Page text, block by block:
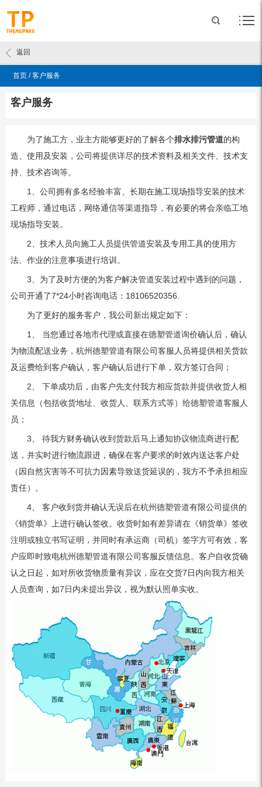
首页 /客户服务
返回
客户服务
为了施工方，业主方能够更好的了解各个排水排污管道的构
造、使用及安装，公司将提供详尽的技术资料及相关文件、技术支
持、技术咨询等。
1、公司拥有多名经验丰富、长期在施工现场指导安装的技术
工程师，通过电话，网络通信等渠道指导，有必要的将会亲临工地
现场指导安装。
2、技术人员向施工人员提供管道安装及专用工具的使用方
法、作业的注意事项进行培训。
3、为了及时方便的为客户解决管道安装过程中遇到的问题，
公司开通了7*24小时咨询电话：18106520356.
为了更好的服务客户，我公司新出规定如下：
1、 当您通过各地市代理或直接在德塑管道询价确认后，确认
为物流配送业务，杭州德塑管道有限公司客服人员将提供相关货款
及运费给到客户确认，客户确认后进行下单，双方签订合同；
2、 下单成功后，由客户先支付我方相应货款并提供收货人相
关信息（包括收货地址、收货人、联系方式等）给德塑管道客服人
员；
3、 待我方财务确认收到货款后马上通知协议物流商进行配
送，并实时进行物流跟进，确保在客户要求的时效内送达客户处
（因自然灾害等不可抗力因素导致送货延误的，我方不予承担相应
责任）。
4、 客户收到货并确认无误后在杭州德塑管道有限公司提供的
《销货单》上进行确认签收。收货时如有差异请在《销货单》签收
注明或独立书写证明，并同时有承运商（司机）签字方可有效，客
户应即时致电杭州德塑管道有限公司客服反馈信息。客户自收货确
认之日起，如对所收货物质量有异议，应在交货7日内向我方相关
人员查询，如7日内未提出异议，视为默认照单实收。